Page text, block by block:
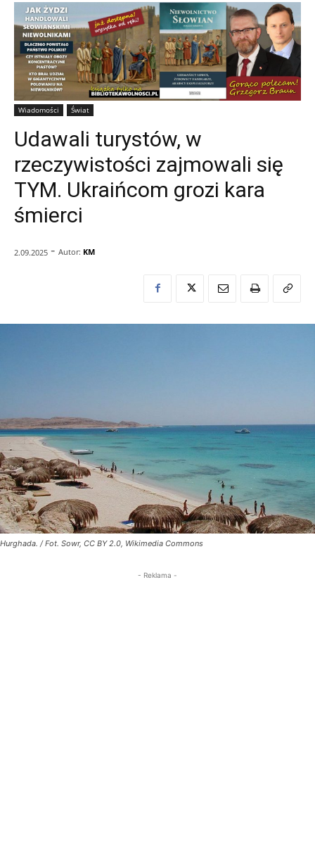
Wiadomości Świat
Udawali turystów, w
rzeczywistości zajmowali się
TYM. Ukraińcom grozi kara
śmierci
2.09.2025 - Autor: KM
Hurghada. / Fot. Sowr, CC BY 2.0, Wikimedia Commons
- Reklama -